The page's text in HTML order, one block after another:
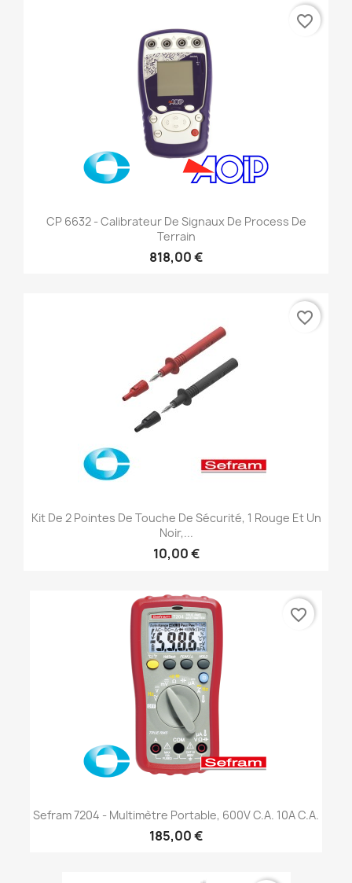
CP 6632 - Calibrateur De Signaux De Process De
Terrain
818,00 €
favorite_border
Kit De 2 Pointes De Touche De Sécurité, 1 Rouge Et Un
Noir,...
10,00 €
favorite_border
Sefram 7204 - Multimètre Portable, 600V C.a. 10A C.a.
185,00 €
favorite_border